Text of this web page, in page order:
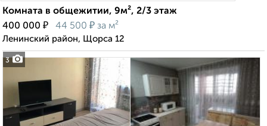
3
Комната в общежитии, 9м², 2/3 этаж
400 000 ₽ 44 500 ₽ за м²
Ленинский район, Щорса 12